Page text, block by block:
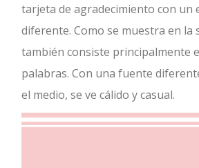
tarjeta de agradecimiento con un
diferente. Como se muestra en la
también consiste principalmente
palabras. Con una fuente
el medio, se ve cálido y casual.